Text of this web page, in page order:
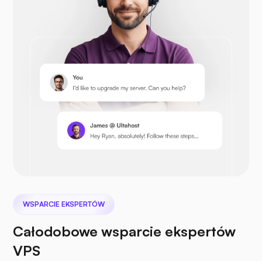
Prestashop
Plik morski
WSPARCIE EKSPERTÓW
Całodobowe wsparcie ekspertów
VPS